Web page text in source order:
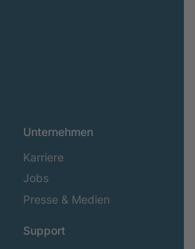
Unternehmen
Karriere
Jobs
Presse & Medien
Support